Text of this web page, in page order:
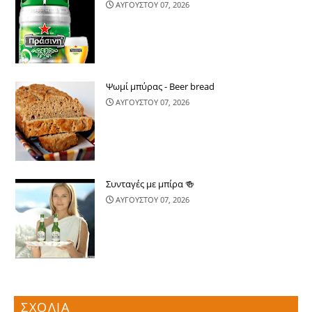
ΑΥΓΟΥΣΤΟΥ 07, 2026
Ψωμί μπύρας - Beer bread
ΑΥΓΟΥΣΤΟΥ 07, 2026
Συνταγές με μπίρα 🍻
ΑΥΓΟΥΣΤΟΥ 07, 2026
ΣΧΟΛΙΑ